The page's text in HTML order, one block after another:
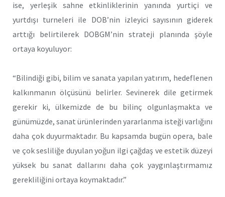
ise, yerleşik sahne etkinliklerinin yanında yurtiçi ve
yurtdışı turneleri ile DOB’nin izleyici sayısının giderek
arttığı belirtilerek DOBGM’nin strateji planında şöyle
ortaya koyuluyor:
“Bilindiği gibi, bilim ve sanata yapılan yatırım, hedeflenen
kalkınmanın ölçüsünü belirler. Sevinerek dile getirmek
gerekir ki, ülkemizde de bu bilinç olgunlaşmakta ve
günümüzde, sanat ürünlerinden yararlanma isteği varlığını
daha çok duyurmaktadır. Bu kapsamda bugün opera, bale
ve çok sesliliğe duyulan yoğun ilgi çağdaş ve estetik düzeyi
yüksek bu sanat dallarını daha çok yaygınlaştırmamız
gerekliliğini ortaya koymaktadır.”